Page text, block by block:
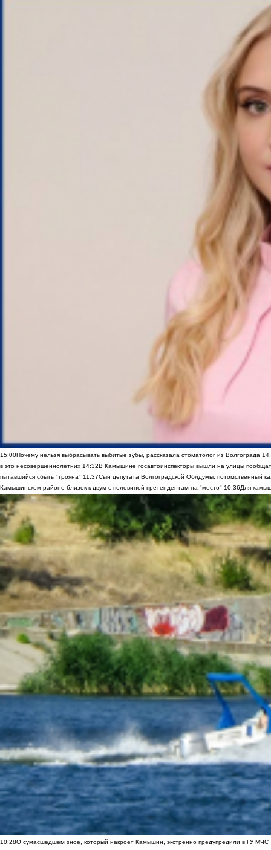
15:00Почему нельзя выбрасывать выбитые зубы, рассказала стоматолог из Волгограда
в это несовершеннолетних 14:32В Камышине госавтоинспекторы вышли на улицы
пытавшийся сбыть "трояна" 11:37Сын депутата Волгоградской Облдумы, потомственный
Камышинском районе близок к двум с половиной претендентам на "место" 10:36Для
10:28О сумасшедшем зное, который накроет Камышин, экстренно предупредили в ГУ МЧС